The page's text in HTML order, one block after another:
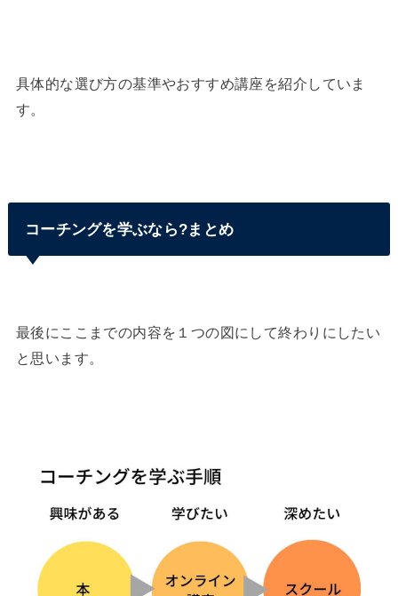
具体的な選び方の基準やおすすめ講座を紹介していま
す。
コーチングを学ぶなら?まとめ
最後にここまでの内容を１つの図にして終わりにしたい
と思います。